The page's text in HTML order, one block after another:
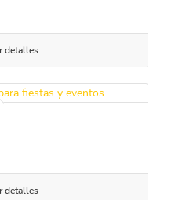
detalles
detalles